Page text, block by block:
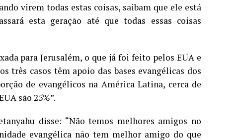
virem todas estas coisas, saibam que ele está
esta geração até que todas essas coisas
para Jerusalém, o que já foi feito pelos EUA e
três casos têm apoio das bases evangélicas dos
de evangélicos na América Latina, cerca de
são 25%”.
disse: “Não temos melhores amigos no
evangélica não tem melhor amigo do que